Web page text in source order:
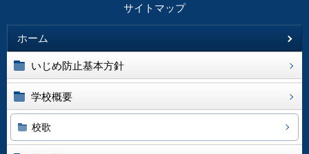
サイトマップ
ホーム
いじめ防止基本方針
学校概要
校歌